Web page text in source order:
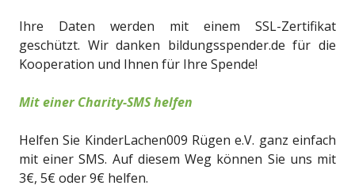
Ihre Daten werden mit einem SSL-Zertifikat
geschützt. Wir danken bildungsspender.de für die
Kooperation und Ihnen für Ihre Spende!
Mit einer Charity-SMS helfen
Helfen Sie KinderLachen009 Rügen e.V. ganz einfach
mit einer SMS. Auf diesem Weg können Sie uns mit
3€, 5€ oder 9€ helfen.